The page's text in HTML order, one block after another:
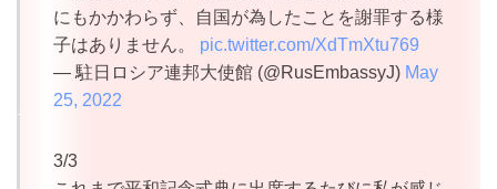
にもかかわらず、自国が為したことを謝罪する様
子はありません。 pic.twitter.com/XdTmXtu769
— 駐日ロシア連邦大使館 (@RusEmbassyJ) May
25, 2022
3/3